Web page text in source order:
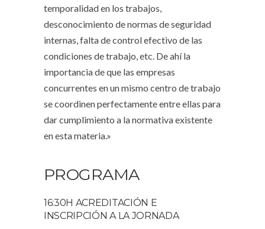
temporalidad en los trabajos,
desconocimiento de normas de seguridad
internas, falta de control efectivo de las
condiciones de trabajo, etc. De ahí la
importancia de que las empresas
concurrentes en un mismo centro de trabajo
se coordinen perfectamente entre ellas para
dar cumplimiento a la normativa existente
en esta materia.»
PROGRAMA
16:30H ACREDITACIÓN E
INSCRIPCIÓN A LA JORNADA